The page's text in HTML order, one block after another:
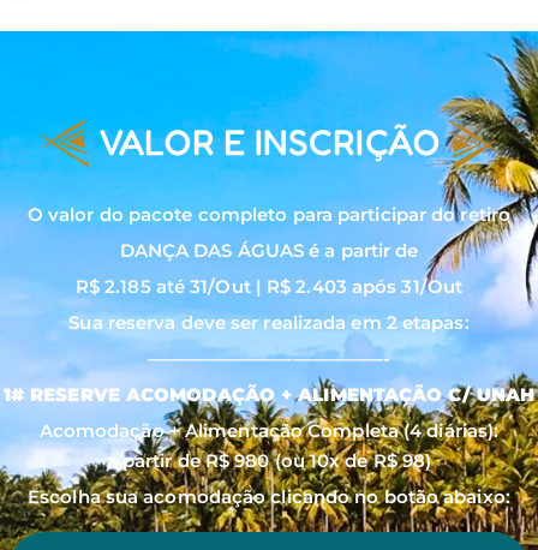
VALOR E INSCRIÇÃO
O valor do pacote completo para participar do retiro
DANÇA DAS ÁGUAS é a partir de
R$ 2.185 até 31/Out | R$ 2.403 após 31/Out
Sua reserva deve ser realizada em 2 etapas:
—————————————-
1# RESERVE ACOMODAÇÃO + ALIMENTAÇÃO C/ UNAH
Acomodação + Alimentação Completa (4 diárias):
a partir de R$ 980 (ou 10x de R$ 98)
Escolha sua acomodação clicando no botão abaixo: